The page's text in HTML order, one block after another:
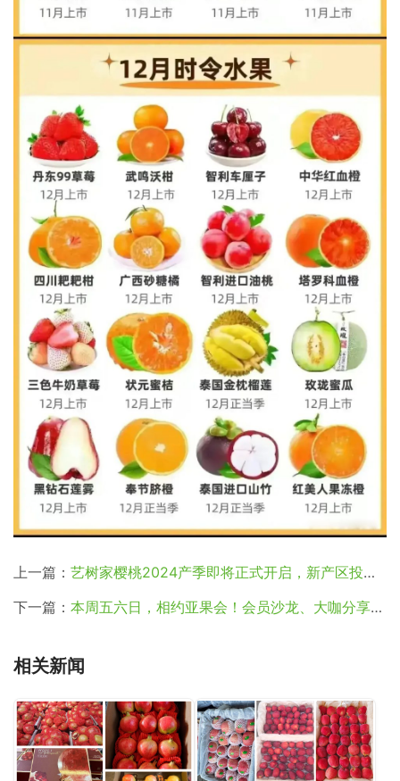
上一篇： 艺树家樱桃2024产季即将正式开启，新产区投产带动产量增长近20%
下一篇： 本周五六日，相约亚果会！会员沙龙、大咖分享、产销对接都有
相关新闻